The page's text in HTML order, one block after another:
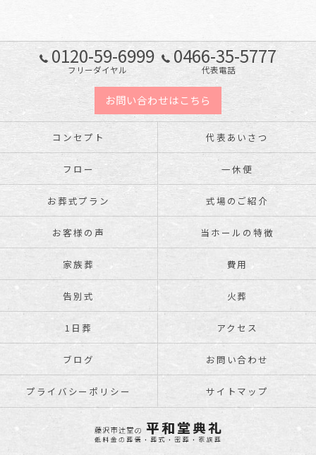
0120-59-6999
フリーダイヤル
0466-35-5777
代表電話
お問い合わせはこちら
コンセプト 代表あいさつ
フロー 一休便
お葬式プラン 式場のご紹介
お客様の声 当ホールの特徴
家族葬 費用
告別式 火葬
1日葬 アクセス
ブログ お問い合わせ
プライバシーポリシー サイトマップ